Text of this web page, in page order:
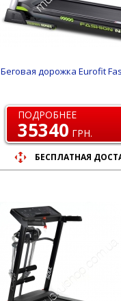
Беговая дорожка Eurofit
ПОДРОБНЕЕ
35340 ГРН.
БЕСПЛАТНАЯ